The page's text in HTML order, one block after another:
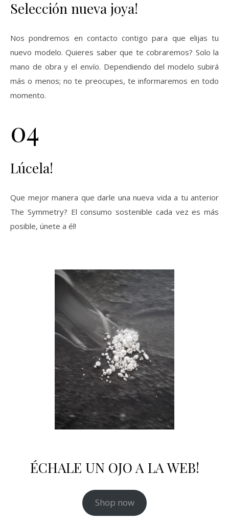
Selección nueva joya!
Nos pondremos en contacto contigo para que elijas tu
nuevo modelo. Quieres saber que te cobraremos? Solo la
mano de obra y el envío. Dependiendo del modelo subirá
más o menos; no te preocupes, te informaremos en todo
momento.
04
Lúcela!
Que mejor manera que darle una nueva vida a tu anterior
The Symmetry? El consumo sostenible cada vez es más
posible, únete a él!
ÉCHALE UN OJO A LA WEB!
Shop now